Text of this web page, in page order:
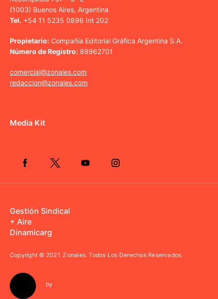
(1003) Buenos Aires, Argentina
Tel. +54 11 5235 0896 Int 202
Propietario: Compañía Editorial Gráfica Argentina S.A.
Número de Registro: 89962701
comercial@zonales.com
redaccion@zonales.com
Media Kit
Gestión Sindical
+ Aire
Dinamicarg
Copyright © 2021.Zonales. Todos Los Derechos Reservados.
by